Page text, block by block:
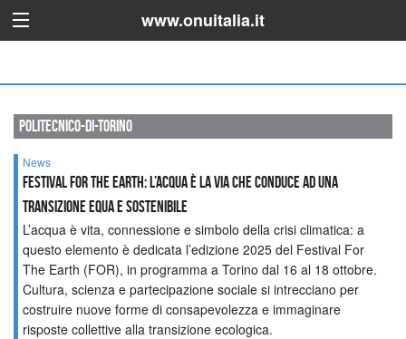
www.onuitalia.it
politecnico-di-torino
News
Festival For The Earth: l’acqua è la via che conduce ad una
transizione equa e sostenibile
L’acqua è vita, connessione e simbolo della crisi climatica: a
questo elemento è dedicata l’edizione 2025 del Festival For
The Earth (FOR), in programma a Torino dal 16 al 18 ottobre.
Cultura, scienza e partecipazione sociale si intrecciano per
costruire nuove forme di consapevolezza e immaginare
risposte collettive alla transizione ecologica.